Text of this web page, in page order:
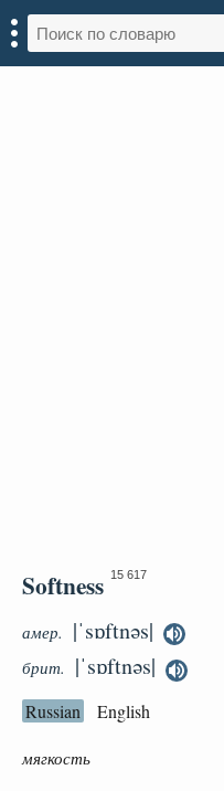
Softness 15 617
амер. |ˈsɒftnəs|
брит. |ˈsɒftnəs|
Russian English
мягкость